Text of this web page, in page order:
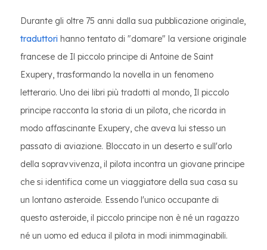
Durante gli oltre 75 anni dalla sua pubblicazione originale,
traduttori hanno tentato di "domare" la versione originale
francese de Il piccolo principe di Antoine de Saint
Exupery, trasformando la novella in un fenomeno
letterario. Uno dei libri più tradotti al mondo, Il piccolo
principe racconta la storia di un pilota, che ricorda in
modo affascinante Exupery, che aveva lui stesso un
passato di aviazione. Bloccato in un deserto e sull'orlo
della sopravvivenza, il pilota incontra un giovane principe
che si identifica come un viaggiatore della sua casa su
un lontano asteroide. Essendo l'unico occupante di
questo asteroide, il piccolo principe non è né un ragazzo
né un uomo ed educa il pilota in modi inimmaginabili.